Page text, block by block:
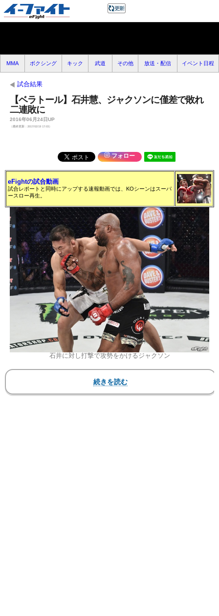
MMA ボクシング キック 武道 その他 放送・配信 イベント日程
試合結果
【ベラトール】石井慧、ジャクソンに僅差で敗れ
二連敗に
2016年06月24日UP
（最終更新：2017/02/19 17:03）
フォロー
eFightの試合動画
試合レポートと同時にアップする速報動画では、KOシーンはスーパ
ースロー再生。
石井に対し打撃で攻勢をかけるジャクソン
Bellator
「Bellator 157 – DYNAMITE 2」